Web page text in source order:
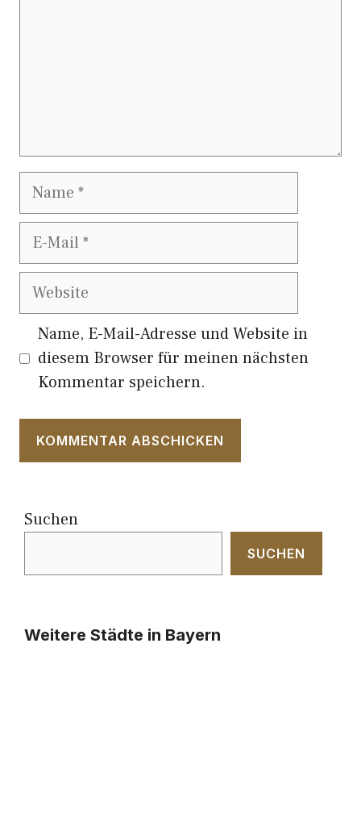
Name
E-
Website
Name, E-Mail-Adresse und Website in
diesem Browser für meinen nächsten
Kommentar speichern.
Suchen
SUCHEN
Weitere Städte in Bayern